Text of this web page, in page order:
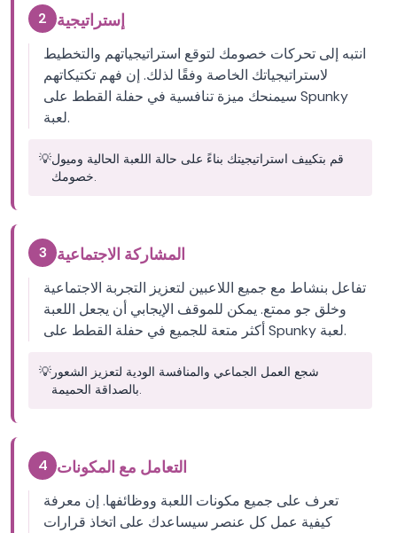
2 إستراتيجية
انتبه إلى تحركات خصومك لتوقع استراتيجياتهم والتخطيط
لاستراتيجياتك الخاصة وفقًا لذلك. إن فهم تكتيكاتهم
سيمنحك ميزة تنافسية في حفلة القطط على Spunky
لعبة.
💡قم بتكييف استراتيجيتك بناءً على حالة اللعبة الحالية وميول
خصومك.
3 المشاركة الاجتماعية
تفاعل بنشاط مع جميع اللاعبين لتعزيز التجربة الاجتماعية
وخلق جو ممتع. يمكن للموقف الإيجابي أن يجعل اللعبة
أكثر متعة للجميع في حفلة القطط على Spunky لعبة.
💡 شجع العمل الجماعي والمنافسة الودية لتعزيز الشعور
بالصداقة الحميمة.
4 التعامل مع المكونات
تعرف على جميع مكونات اللعبة ووظائفها. إن معرفة
كيفية عمل كل عنصر سيساعدك على اتخاذ قرارات